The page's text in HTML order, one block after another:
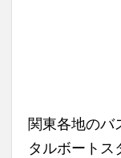
関東各地のバ
タルボートス